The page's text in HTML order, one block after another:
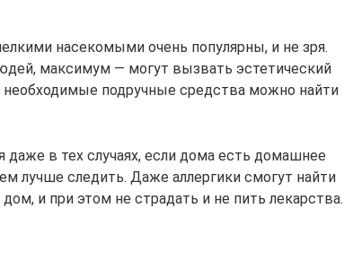
насекомыми очень популярны, и не зря.
максимум — могут вызвать эстетический
подручные средства можно найти
в тех случаях, если дома есть домашнее
лучше следить. Даже аллергики смогут найти
и при этом не страдать и не пить лекарства.